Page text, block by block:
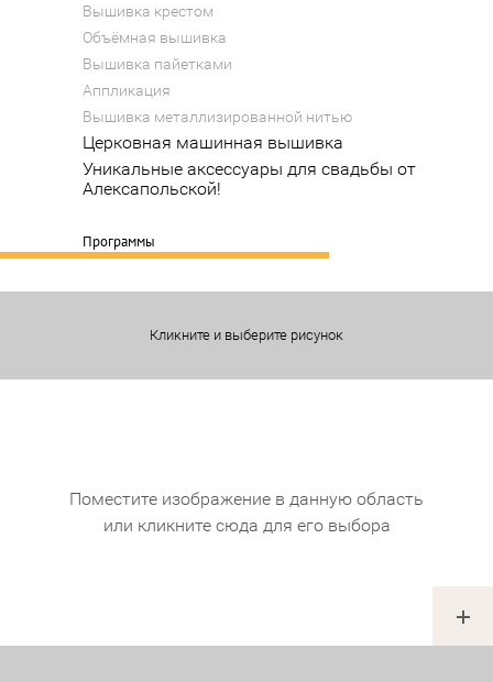
Вышивка крестом
Объёмная вышивка
Вышивка пайетками
Аппликация
Вышивка металлизированной нитью
Церковная машинная вышивка
Уникальные аксессуары для свадьбы от
Алексапольской!
Программы
Кликните и выберите рисунок
Поместите изображение в данную область
или кликните сюда для его выбора